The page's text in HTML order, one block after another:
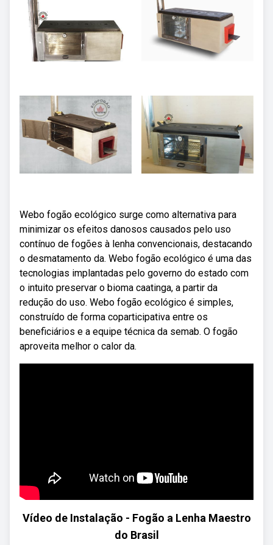
Webo fogão ecológico surge como alternativa para
minimizar os efeitos danosos causados pelo uso
contínuo de fogões à lenha convencionais, destacando
o desmatamento da. Webo fogão ecológico é uma das
tecnologias implantadas pelo governo do estado com
o intuito preservar o bioma caatinga, a partir da
redução do uso. Webo fogão ecológico é simples,
construído de forma coparticipativa entre os
beneficiários e a equipe técnica da semab. O fogão
aproveita melhor o calor da.
Vídeo de Instalação - Fogão a Lenha Maestro
do Brasil